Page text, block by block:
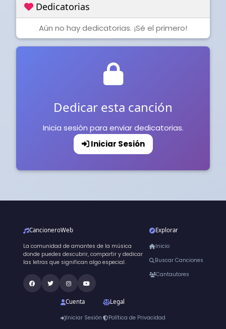
Dedicatorias
Aún no hay dedicatorias. ¡Sé el primero!
Dedicar esta canción
Inicia sesión para enviar dedicatorias.
Iniciar Sesión
CancioneroWeb
La comunidad de amantes de la música
donde puedes descubrir, compartir y dedicar
las letras que significan algo especial.
Explorar
Inicio
Buscar Canciones
Cantautores
Cuenta
Iniciar Sesión
Legal
Política de Privacidad